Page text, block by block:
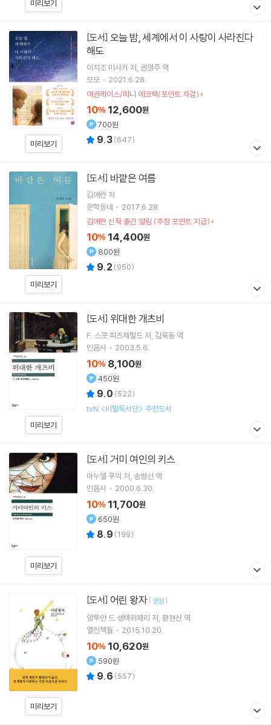
미리보기
미리보기
[도서]
해도
이치조 미사키 저 권영주 역
모모
2021.6.28.
여권케이스/미니 에코백(포인트 차감)
10% 12,600원
700원
9.3(647)
미리보기
[도서] 바깥은 여름
김애란저
문학동네
2017.6.28.
김애란 신작 출간 알림 (추첨 포인트 지급)
10% 14,400원
800원
9.2 (950)
미리보기
[도서] 위대한 개츠비
F. 스콧 피츠제럴드 저 김욱동 역
민음사
2003.5.6.
10% 8,100원
450원
9.0 (522)
tvN <비밀독서단> 추천도서
미리보기
[도서] 거미 여인의 키스
마누엘 푸익 저 송병선 역
민음사
2000.6.30.
10% 11,700원
650원
8.9 (199)
미리보기
[도서] 어린 왕자 [ 양장]
앙투안 드 생텍쥐페리 저 황현산 역
열린책들
2015.10.20.
10% 10,620원
590원
9.6 (557)